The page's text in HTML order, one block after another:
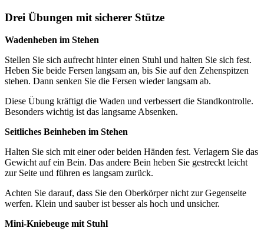
Drei Übungen mit sicherer Stütze
Wadenheben im Stehen
Stellen Sie sich aufrecht hinter einen Stuhl und halten Sie sich fest.
Heben Sie beide Fersen langsam an, bis Sie auf den Zehenspitzen
stehen. Dann senken Sie die Fersen wieder langsam ab.
Diese Übung kräftigt die Waden und verbessert die Standkontrolle.
Besonders wichtig ist das langsame Absenken.
Seitliches Beinheben im Stehen
Halten Sie sich mit einer oder beiden Händen fest. Verlagern Sie das
Gewicht auf ein Bein. Das andere Bein heben Sie gestreckt leicht
zur Seite und führen es langsam zurück.
Achten Sie darauf, dass Sie den Oberkörper nicht zur Gegenseite
werfen. Klein und sauber ist besser als hoch und unsicher.
Mini-Kniebeuge mit Stuhl